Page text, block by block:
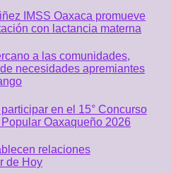
IMSS Oaxaca promueve
con lactancia materna
a las comunidades,
necesidades apremiantes
en el 15° Concurso
Oaxaqueño 2026
relaciones
de Hoy